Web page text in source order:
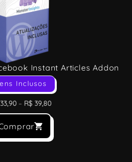
Instant Articles Addon
Inclusos
33,90 – R$ 39,80